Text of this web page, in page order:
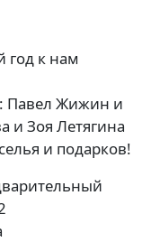
год к нам
Павел Жижин и
и Зоя Летягина
и подарков!